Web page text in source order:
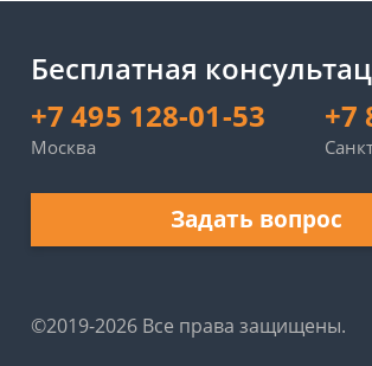
Бесплатная
+7 495 128-01-53
Москва
+7
Задать вопрос
©2019-2026 Все права защищены.